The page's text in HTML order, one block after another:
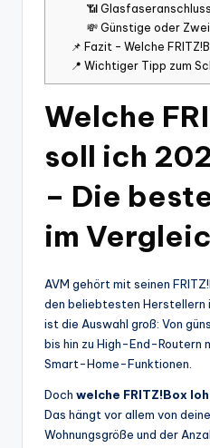
📶
💸 Günstige oder
📌 Fazit – Welche
📍 Wichtiger Tipp zum
Welche
soll ich
– Die
im
AVM gehört mit seinen
den beliebtesten Herstellern
ist die Auswahl groß: Von
bis hin zu High-End-Routern
Smart-Home-Funktionen.
Doch welche FRITZ!Box
Das hängt vor allem von
Wohnungsgröße und der